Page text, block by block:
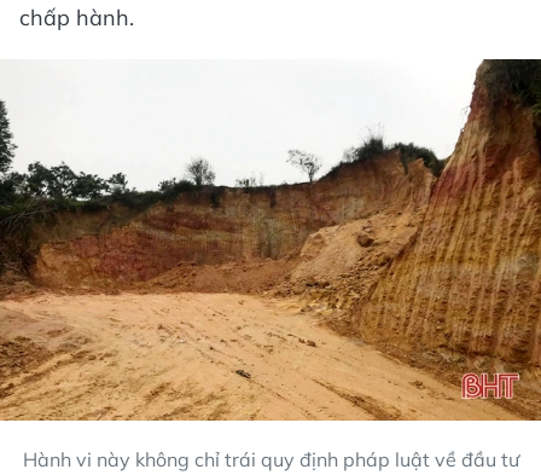
chấp hành.
Hành vi này không chỉ trái quy định pháp luật về đầu tư